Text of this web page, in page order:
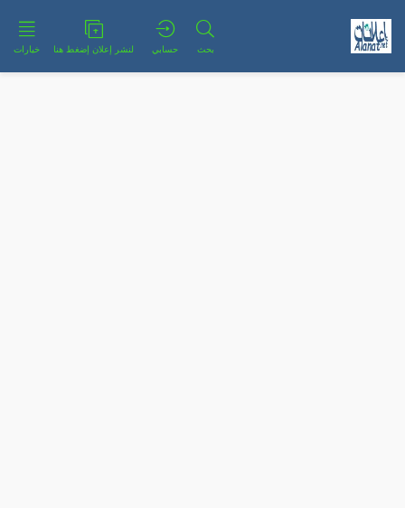
بحث حسابي لنشر إعلان إضغط هنا خيارات